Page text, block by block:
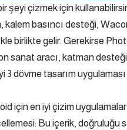
şeyi çizmek için
kalem basıncı desteği,
birlikte gelir. Gerekirse
sanat aracı, katman
3 dövme tasarım
için en iyi çizim
Bu içerik,